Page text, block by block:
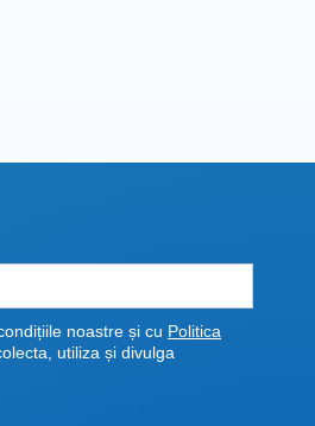
noastre și cu Politica
utiliza și divulga